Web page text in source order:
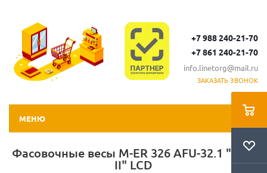
+7 988 240-21-70
+7 861 240-21-70
info.linetorg@mail.ru
ЗАКАЗАТЬ ЗВОНОК
МЕНЮ
Фасовочные весы M-ER 326 AFU-32.1 "Post
II" LCD